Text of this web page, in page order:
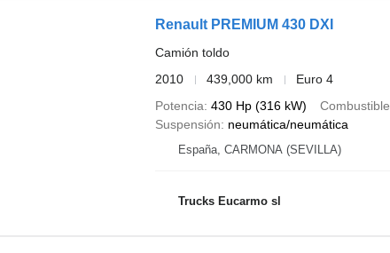
Renault PREMIUM 430 DXI
Camión toldo
2010
439,000 km
Euro 4
Potencia 430 Hp (316 kW) Combustible
Suspensión
neumática/neumática
España, CARMONA (SEVILLA)
Trucks Eucarmo sl